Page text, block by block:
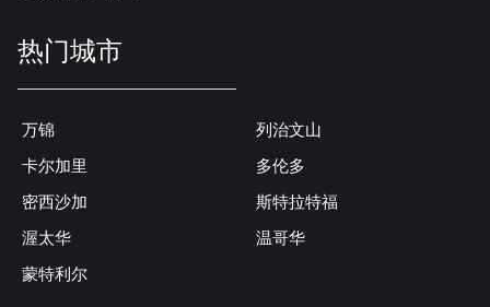
热门城市
万锦
列治文山
卡尔加里
多伦多
密西沙加
斯特拉特福
渥太华
温哥华
蒙特利尔